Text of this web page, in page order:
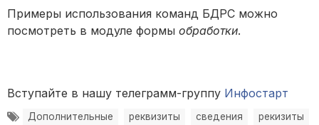
Примеры использования команд БДРС можно
посмотреть в модуле формы обработки.
Вступайте в нашу телеграмм-группу Инфостарт
Дополнительные реквизиты сведения
рекизиты